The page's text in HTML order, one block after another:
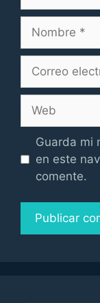
electrónico
Guarda mi
en este
comente.